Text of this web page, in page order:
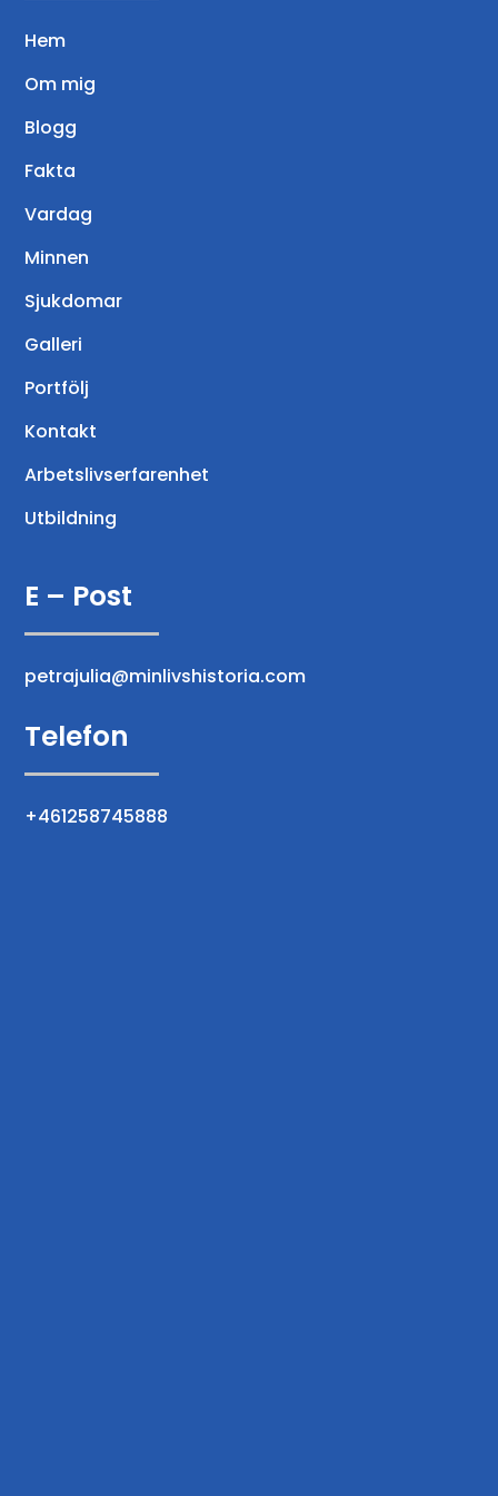
Hem
Om mig
Blogg
Fakta
Vardag
Minnen
Sjukdomar
Galleri
Portfölj
Kontakt
Arbetslivserfarenhet
Utbildning
E – Post
petrajulia@minlivshistoria.com
Telefon
+461258745888